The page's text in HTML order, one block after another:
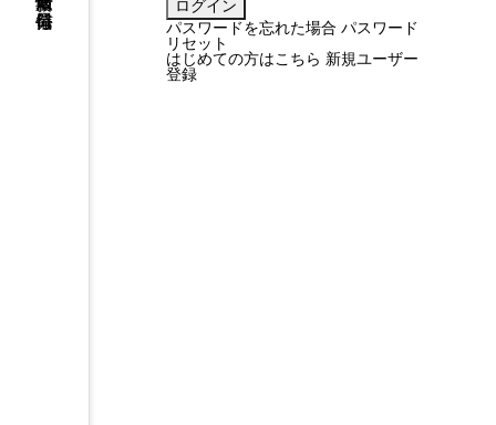
パスワードを忘れた場合 パスワード
リセット
はじめての方はこちら 新規ユーザー
登録